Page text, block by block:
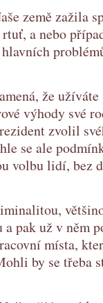
země zažila
a nebo
že
výhody své
zvolil
se ale
volbu lidí, bez
a pak už v něm
místa,
by se třeba